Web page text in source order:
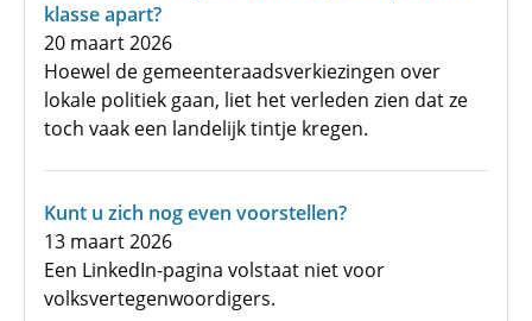
klasse apart?
20 maart 2026
Hoewel de gemeenteraadsverkiezingen over
lokale politiek gaan, liet het verleden zien dat ze
toch vaak een landelijk tintje kregen.
Kunt u zich nog even voorstellen?
13 maart 2026
Een LinkedIn-pagina volstaat niet voor
volksvertegenwoordigers.